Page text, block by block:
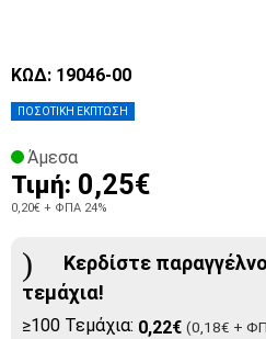
ΠΟΣΟΤΙΚΗ ΕΚΠΤΩΣΗ
ΚΩΔ: 19046-00
Άμεσα
Τιμή: 0,25€
0,20€ + ΦΠΑ 24%
Κερδίστε
τεμάχια!
≥100 Τεμάχια: 0,22€ (0,18€ +